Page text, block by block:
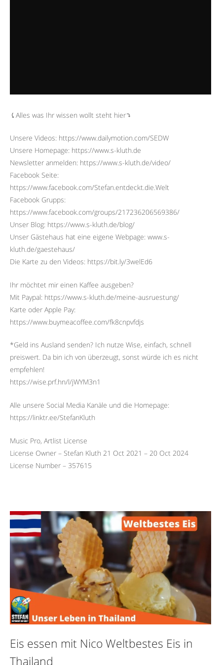
⤹Alles was Ihr wissen wollt steht hier⤵︎
Unsere Videos: https://www.dailymotion.com/SEDW
Unsere Homepage: https://www.s-kluth.de
Newsletter anmelden: https://www.s-kluth.de/video/
Facebook Seite:
https://www.facebook.com/Stefan.entdeckt.die.Welt
Facebook Grupps:
https://www.facebook.com/groups/217236206569386/
Unser Blog: https://www.s-kluth.de/blog/
Unser Gästehaus hat eine eigene Webpage: www.s-
kluth.de/gaestehaus/
Die Karte zu den Videos: https://bit.ly/3welEd6
Ihr möchtet mir einen Kaffee ausgeben?
Mit Paypal: https://www.s-kluth.de/meine-ausruestung/
Karte oder Apple Pay:
https://www.buymeacoffee.com/fk8cnpvfdjs
*Geld ins Ausland senden? Ich nutze Wise, einfach, schnell
preiswert. Da bin ich von überzeugt, sonst würde ich es nicht
empfehlen!
https://wise.prf.hn/l/jWYM3n1
Alle unsere Social Media Kanäle und die Homepage:
https://linktr.ee/StefanKluth
Music Pro, Artlist License
License Owner – Stefan Kluth 21 Oct 2021 – 20 Oct 2024
License Number – 357615
Eis essen mit Nico Weltbestes Eis in
Thailand